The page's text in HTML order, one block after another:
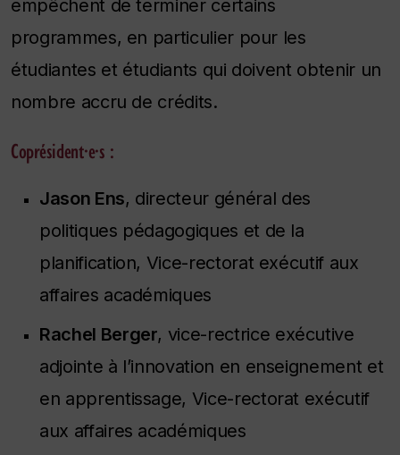
empêchent de terminer certains
programmes, en particulier pour les
étudiantes et étudiants qui doivent obtenir un
nombre accru de crédits.
Coprésident·e·s :
Jason Ens, directeur général des
politiques pédagogiques et de la
planification, Vice-rectorat exécutif aux
affaires académiques
Rachel Berger, vice-rectrice exécutive
adjointe à l’innovation en enseignement et
en apprentissage, Vice-rectorat exécutif
aux affaires académiques